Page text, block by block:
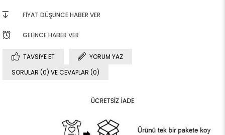
FIYAT DÜŞÜNCE HABER VER
GELINCE HABER VER
TAVSIYE ET
YORUM YAZ
SORULAR (0) VE CEVAPLAR (0)